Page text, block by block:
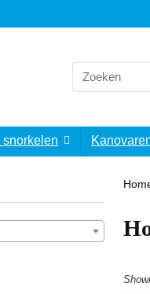
Search
for:
snorkelen